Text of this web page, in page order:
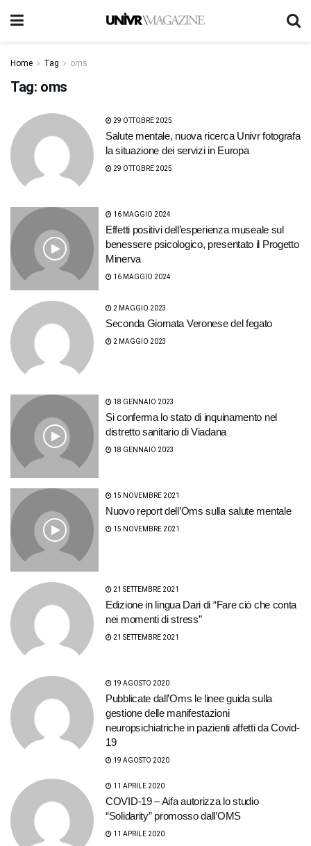
Home Tag oms
Tag: oms
29 OTTOBRE 2025
Salute mentale, nuova ricerca Univr fotografa
la situazione dei servizi in Europa
29 OTTOBRE 2025
16 MAGGIO 2024
Effetti positivi dell’esperienza museale sul
benessere psicologico, presentato il Progetto
Minerva
16 MAGGIO 2024
2 MAGGIO 2023
Seconda Giornata Veronese del fegato
2 MAGGIO 2023
18 GENNAIO 2023
Si conferma lo stato di inquinamento nel
distretto sanitario di Viadana
18 GENNAIO 2023
15 NOVEMBRE 2021
Nuovo report dell’Oms sulla salute mentale
15 NOVEMBRE 2021
21 SETTEMBRE 2021
Edizione in lingua Dari di “Fare ciò che conta
nei momenti di stress”
21 SETTEMBRE 2021
19 AGOSTO 2020
Pubblicate dall’Oms le linee guida sulla
gestione delle manifestazioni
neuropsichiatriche in pazienti affetti da Covid-
19
19 AGOSTO 2020
11 APRILE 2020
COVID-19 – Aifa autorizza lo studio
“Solidarity” promosso dall’OMS
11 APRILE 2020